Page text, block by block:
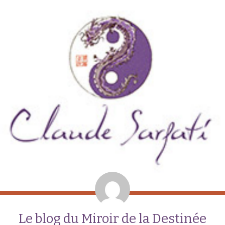
Le blog du Miroir de la Destinée